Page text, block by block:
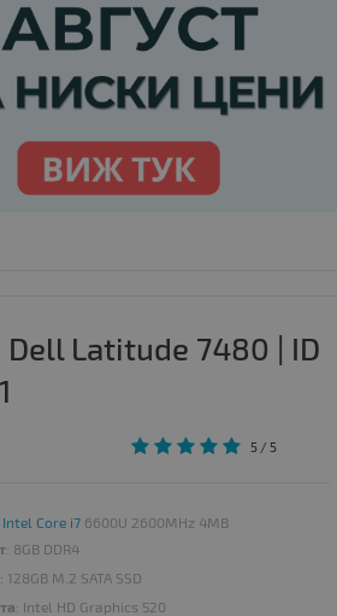
Latitude 7480 | ID
5 / 5
Intel Core i76600U 2600MHz 4MB
: 8GB DDR4
: 128GB M.2 SATA SSD
: Intel HD Graphics 520